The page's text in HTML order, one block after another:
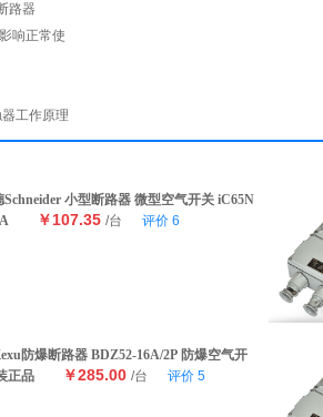
路器
响正常使
工作原理
Schneider 小型断路器 微型空气开关 iC65N
￥107.35 /台 评价 6
防爆断路器 BDZ52-16A/2P 防爆空气开
正品
￥285.00 /台 评价 5